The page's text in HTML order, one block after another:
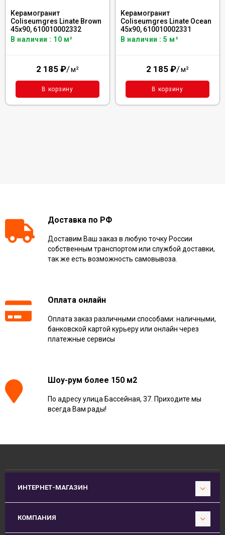
Керамогранит
Coliseumgres Linate Brown
45x90, 610010002332
В наличии : 10 м²
2 185 ₽/м²
В корзину
Керамогранит
Coliseumgres Linate Ocean
45x90, 610010002331
В наличии : 5 м²
2 185 ₽/м²
В корзину
Доставка по РФ
Доставим Ваш заказ в любую точку России
собственным транспортом или службой доставки,
так же есть возможность самовывоза.
Оплата онлайн
Оплата заказ различными способами: наличными,
банковской картой курьеру или онлайн через
платежные сервисы
Шоу-рум более 150 м2
По адресу улица Бассейная, 37. Приходите мы
всегда Вам рады!
ИНТЕРНЕТ-МАГАЗИН
КОМПАНИЯ